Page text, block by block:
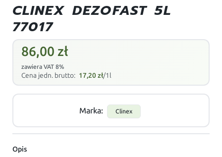
CLINEX DEZOFAST 5L
77017
86,00 zł
zawiera VAT 8%
Cena jedn. brutto: 17,20zł/1l
Marka: Clinex
Opis